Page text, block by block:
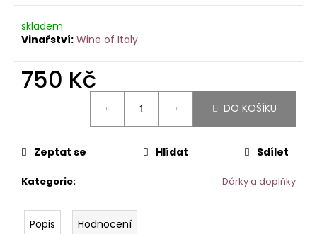
skladem
Wine of Italy
750 Kč
DO KOŠÍKU
Kategorie: Dárky a doplňky
Zeptat se Hlídat Sdílet
Popis Hodnocení
o
u
č
u
e
PRIMITIVO
SALENTO
COSIMO
IGP.